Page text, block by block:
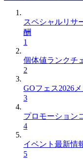
スペシャルリサ
酬
1
個体値ランクチ
2
GOフェス2026
3
プロモーション
4
イベント最新情
5